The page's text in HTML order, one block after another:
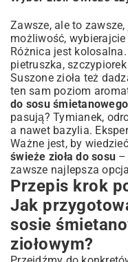
Zawsze, ale to
możliwość, wybierajcie
Różnica jest
pietruszka,
Suszone zioła też
ten sam poziom
do sosu
pasują? Tymianek,
a nawet bazylia.
Ważne jest, by
świeże zioła do sosu –
zawsze najlepsza
Przepis krok
Jak
sosie
ziołowym?